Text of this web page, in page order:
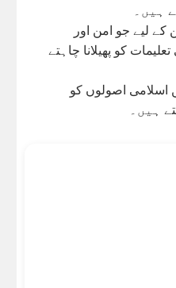
ہیں۔
کے لیے جو امن اور
کو پھیلانا چاہتے
اسلامی اصولوں کو
ہیں۔